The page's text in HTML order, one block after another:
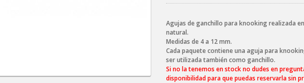
Agujas de ganchillo para knooking realizada
natural.
Medidas de 4 a 12 mm.
Cada paquete contiene una aguja para
ser utilizada también como ganchillo.
Si no la tenemos en stock no dudes en
disponibilidad para que puedas reservarla sin